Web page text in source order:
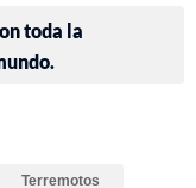
toda la
Terremotos